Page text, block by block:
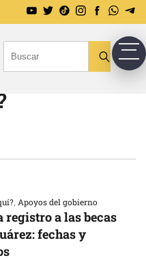
,Apoyos del gobierno
registro a las becas
fechas y